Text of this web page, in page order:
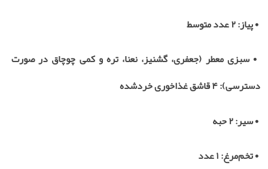
•پیاز:۲عدد متوسط
•سبزی معطر (جعفری، گشنیز، نعنا، تره و کمی چوچاق در صورت
دسترسی):۴قاشق غذاخوری خردشده
•سیر:۲حبه
•تخم‌مرغ:۱عدد